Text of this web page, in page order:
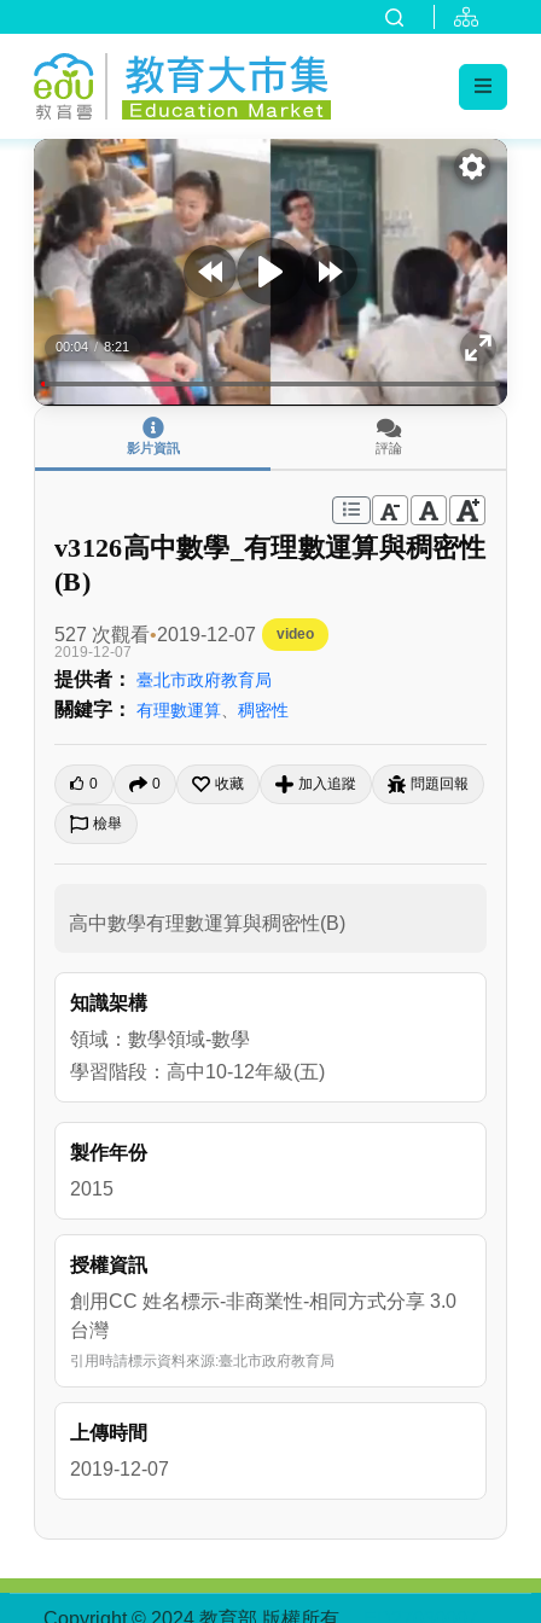
:::
00:04 / 8:21
影片資訊 評論
v3126高中數學_有理數運算與稠密性
(B)
527 次觀看 2019-12-07
video
2019-12-07
提供者： 臺北市政府教育局
關鍵字： 有理數運算 稠密性
0 0 收藏 加入追蹤 問題回報
檢舉
高中數學有理數運算與稠密性(B)
知識架構
領域：數學領域-數學
學習階段：高中10-12年級(五)
製作年份
2015
授權資訊
創用CC 姓名標示-非商業性-相同方式分享 3.0
台灣
引用時請標示資料來源:臺北市政府教育局
上傳時間
2019-12-07
Copyright © 2024 教育部 版權所有